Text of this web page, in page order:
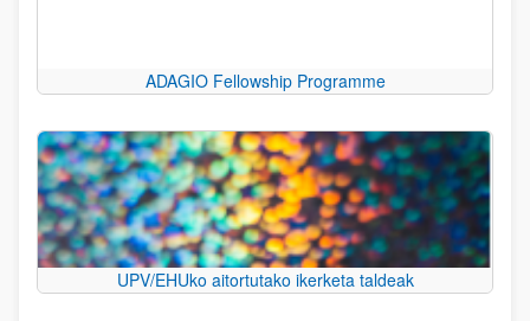
ADAGIO Fellowship Programme
UPV/EHUko aitortutako ikerketa taldeak